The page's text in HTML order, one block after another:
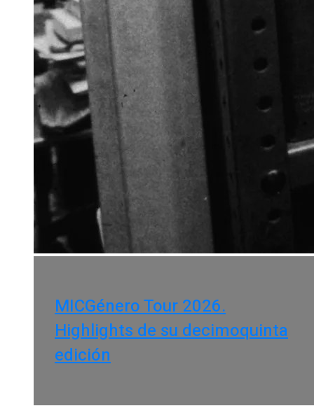
MICGénero Tour 2026.
Highlights de su decimoquinta
edición